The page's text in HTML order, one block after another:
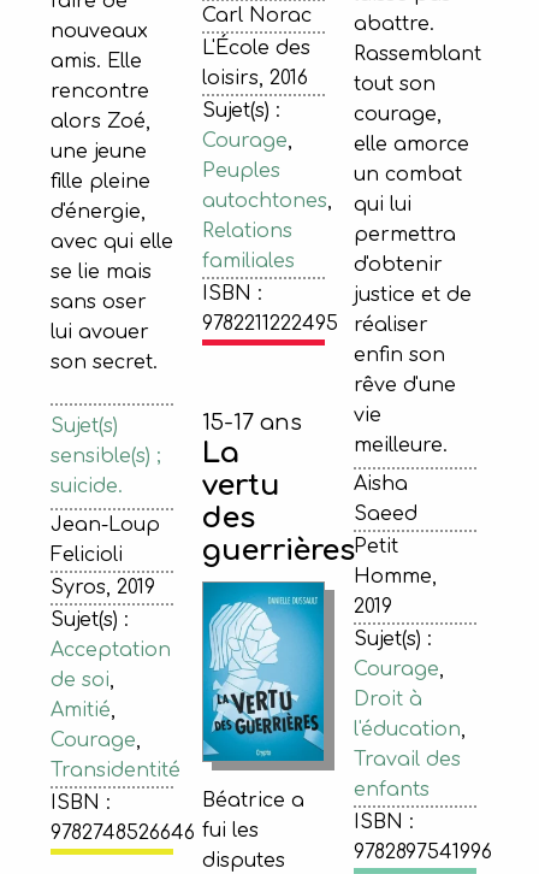
nouveaux
amis. Elle
rencontre
alors Zoé,
une jeune
fille pleine
d'énergie,
avec qui elle
se lie mais
sans oser
lui avouer
son secret.
Sujet(s)
sensible(s) ;
suicide.
Jean-Loup
Felicioli
Syros, 2019
Sujet(s) :
Acceptation
de soi,
Amitié,
Courage,
Transidentité
ISBN :
9782748526646
Carl Norac
L'École des
loisirs, 2016
Sujet(s) :
Courage,
Peuples
autochtones,
Relations
familiales
ISBN :
9782211222495
15-17 ans
La
vertu
des
guerrières
Béatrice a
fui les
disputes
abattre.
Rassemblant
tout son
courage,
elle amorce
un combat
qui lui
permettra
d'obtenir
justice et de
réaliser
enfin son
rêve d'une
vie
meilleure.
Aisha
Saeed
Petit
Homme,
2019
Sujet(s) :
Courage,
Droit à
l'éducation,
Travail des
enfants
ISBN :
9782897541996